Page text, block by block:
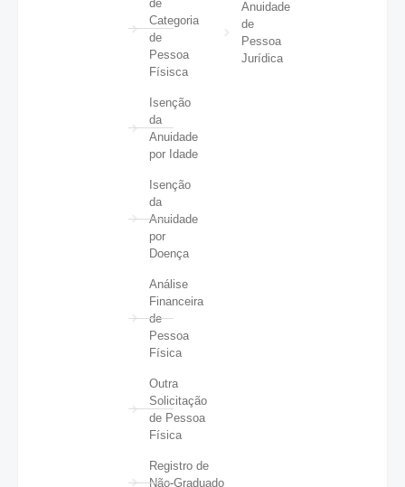
de
Categoria
de
Pessoa
Físisca
Isenção
da
Anuidade
por Idade
Isenção
da
Anuidade
por
Doença
Análise
Financeira
de
Pessoa
Física
Outra
Solicitação
de Pessoa
Física
Registro de
Não-Graduado
Anuidade
de
Pessoa
Jurídica